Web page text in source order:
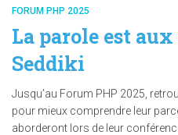
FORUM PHP 2025
La parole est
Seddiki
Jusqu’au Forum PHP 2025,
pour mieux comprendre leur
aborderont lors de leur